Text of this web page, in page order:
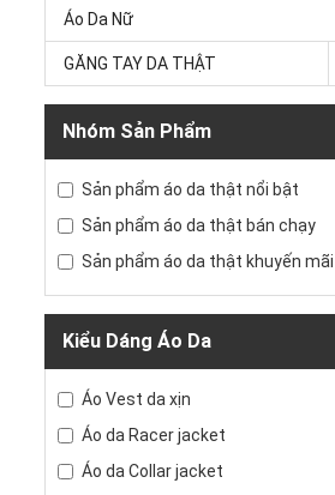
Áo Da Nữ
GĂNG TAY DA THẬT
Nhóm Sản Phẩm
Sản phẩm áo da thật nổi bật
Sản phẩm áo da thật bán chạy
Sản phẩm áo da thật khuyến mãi
Kiểu Dáng Áo Da
Áo Vest da xịn
Áo da Racer jacket
Áo da Collar jacket